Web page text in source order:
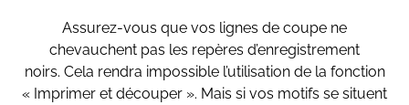
Assurez-vous que vos lignes de coupe ne
chevauchent pas les repères d’enregistrement
noirs. Cela rendra impossible l’utilisation de la fonction
« Imprimer et découper ». Mais si vos motifs se situent